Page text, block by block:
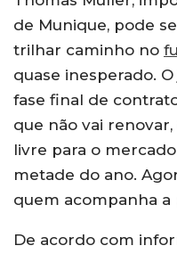
de Munique, pode
trilhar caminho no
quase inesperado.
fase final de
que não vai
livre para o
metade do ano.
quem acompanha
De acordo com